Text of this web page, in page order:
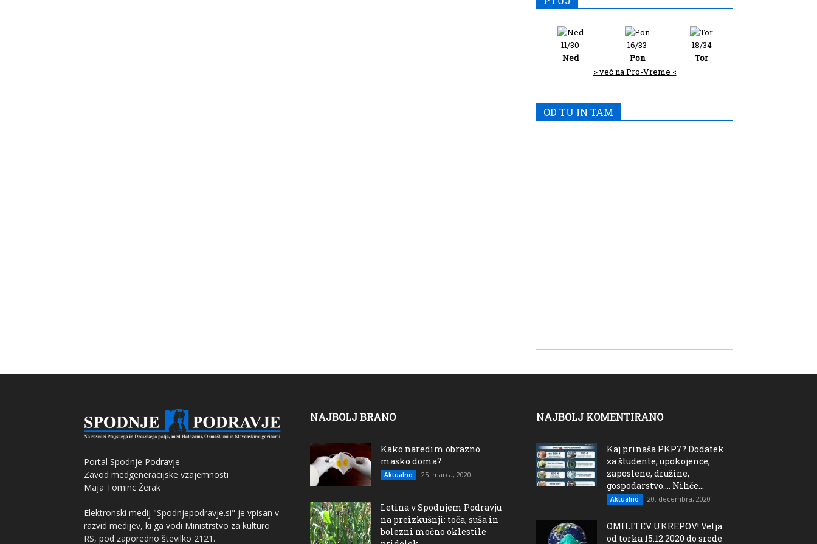
11/30
Ned
16/33
Pon
18/34
Tor
> več na Pro-Vreme <
OD TU IN TAM
Portal Spodnje Podravje
Zavod medgeneracijske vzajemnosti
Maja Tominc Žerak
Elektronski medij "Spodnjepodravje.si" je vpisan v
razvid medijev, ki ga vodi Ministrstvo za kulturo
RS, pod zaporedno številko 2121.
NAJBOLJ BRANO
Kako naredim obrazno
masko doma?
Aktualno 25. marca, 2020
Letina v Spodnjem Podravju
na preizkušnji: toča, suša in
bolezni močno oklestile
NAJBOLJ KOMENTIRANO
Kaj prinaša PKP7? Dodatek
za študente, upokojence,
zaposlene, družine,
gospodarstvo…. Nihče...
Aktualno 20. decembra, 2020
OMILITEV UKREPOV! Velja
od torka 15.12.2020 do srede